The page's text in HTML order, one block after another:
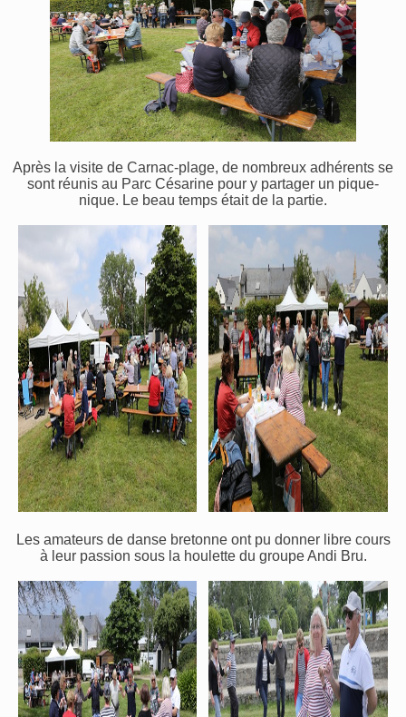
Après la visite de Carnac-plage, de nombreux adhérents se
sont réunis au Parc Césarine pour y partager un pique-
nique. Le beau temps était de la partie.
Les amateurs de danse bretonne ont pu donner libre cours
à leur passion sous la houlette du groupe Andi Bru.